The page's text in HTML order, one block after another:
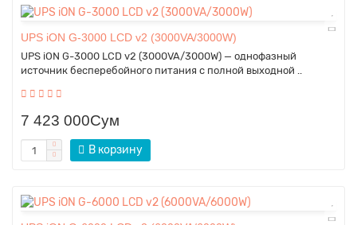
UPS iON G-3000 LCD v2 (3000VA/3000W)
UPS iON G-3000 LCD v2 (3000VA/3000W) — однофазный
источник бесперебойного питания с полной выходной ..
7 423 000Сум
В корзину